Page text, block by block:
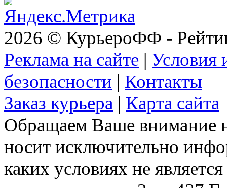
2026 © КурьероФФ -
Реклама на сайте | Условия
безопасности | Контакты
Заказ курьера | Карта сайта
Обращаем Ваше внимание
носит исключительно
каких условиях не